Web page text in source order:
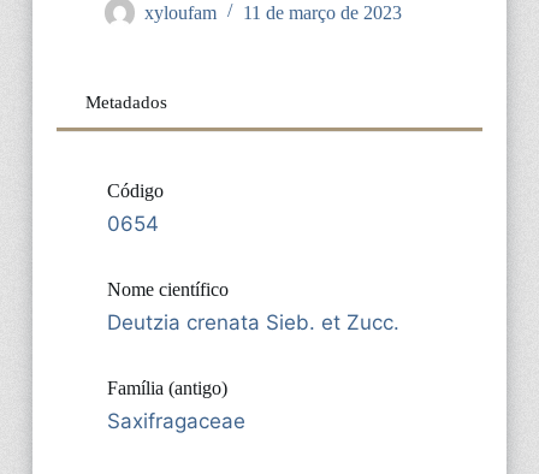
xyloufam 11 de março de 2023
Metadados
Código
0654
Nome científico
Deutzia crenata Sieb. et Zucc.
Família (antigo)
Saxifragaceae